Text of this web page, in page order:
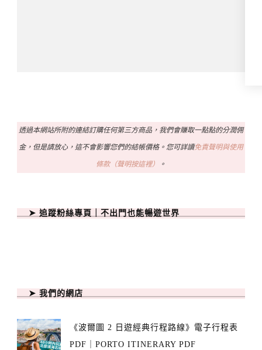
透過本網站所附的連結訂購任何第三方商品，我們會賺取一點點的分潤佣
金，但是請放心，這不會影響您們的結帳價格。您可詳讀免責聲明與使用
條款（聲明按這裡） 。
➤ 追蹤粉絲專頁｜不出門也能暢遊世界
➤ 我們的網店
《波爾圖 2 日遊經典行程路線》電子行程表
PDF｜PORTO ITINERARY PDF